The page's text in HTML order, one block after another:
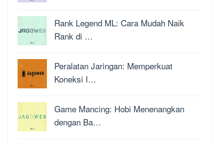
Rank Legend ML: Cara Mudah Naik
Rank di …
Peralatan Jaringan: Memperkuat
Koneksi I…
Game Mancing: Hobi Menenangkan
dengan Ba…